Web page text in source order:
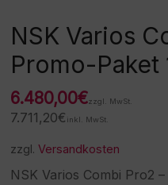
NSK Varios
Promo-Paket
6.480,00€zzgl. MwSt.
7.711,20€ inkl. MwSt.
zzgl.Versandkosten
NSK Varios Combi Pro2